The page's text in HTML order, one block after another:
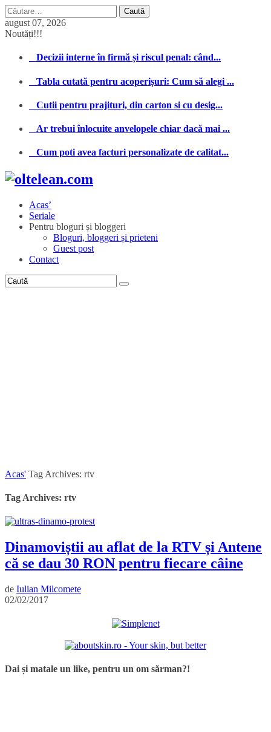
Caută
după:
august 07, 2026
Noutăți!!!
Decizii interne în firmă și riscul penal: când...
Tabla cutată pentru acoperișuri: Cum să alegi ...
Cutii pentru prajituri, din carton si cu desig...
Ar trebui înlocuite anvelopele chiar dacă mai ...
Cum poti avea facturi personalizate de calitat...
Acas’
Seriale
Pentru bloguri și bloggeri
Bloguri, bloggeri și prieteni
Guest post
Contact
Acas' Tag Archives: rtv
Tag Archives: rtv
Dinamoviștii au aflat de la RTV și Antene
că se dau 30 RON pentru fiecare câine
de Iulian Milcomete
02/02/2017
Dai și matale un like, pentru un om sărman?!